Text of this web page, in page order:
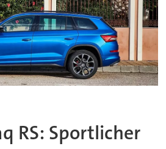
RS: Sportlicher